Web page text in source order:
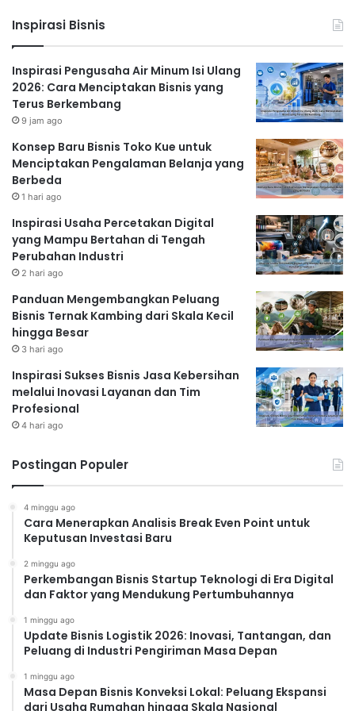
4. Membangun Jaringan dan
Kolaborasi
dapat memperluas jangkauan bisnis dan membuka
peluang baru. [Nama Pria] aktif berjejaring dengan
sesama pengusaha, supplier, dan influencer. Kolaborasi
ini terbukti efektif dalam meningkatkan visibilitas bisnis
dan memperluas pasar. Networking
yang efektif dapat
membuka pintu bagi kesempatan yang tak terduga.
5. Mengelola Keuangan dengan
Bijak
Meskipun memulai bisnis dengan modal terbatas,
manajemen keuangan yang baik sangat penting.
[Nama Pria] mengelola keuangannya dengan disiplin,
meminimalkan pengeluaran yang tidak perlu, dan
menginvestasikan keuntungan kembali ke bisnis.
Kemampuan mengelola keuangan dengan bijak
panjang. Financial literacy
adalah kunci keberhasilan
Strategi Pemasaran yang
Efektif
Sukses [Nama Pria] juga tidak lepas dari strategi
pemasaran yang tepat sasaran. Ia tidak hanya
mengandalkan iklan berbayar yang mahal, tetapi juga
memanfaatkan berbagai strategi pemasaran gratis
atau berbiaya rendah, seperti:
Konten Marketing:
dan informatif di media sosial.
Inspirasi Bisnis
Inspirasi Pengusaha Air Minum Isi Ulang
2026: Cara Menciptakan Bisnis yang
Terus Berkembang
9 jam ago
Konsep Baru Bisnis Toko Kue untuk
Menciptakan Pengalaman Belanja yang
Berbeda
1 hari ago
Inspirasi Usaha Percetakan Digital
yang Mampu Bertahan di Tengah
Perubahan Industri
2 hari ago
Panduan Mengembangkan Peluang
Bisnis Ternak Kambing dari Skala Kecil
hingga Besar
3 hari ago
Inspirasi Sukses Bisnis Jasa Kebersihan
melalui Inovasi Layanan dan Tim
Profesional
4 hari ago
Postingan Populer
4 minggu ago
Cara Menerapkan Analisis Break Even Point untuk
Keputusan Investasi Baru
2 minggu ago
Perkembangan Bisnis Startup Teknologi di Era Digital
dan Faktor yang Mendukung Pertumbuhannya
1 minggu ago
Update Bisnis Logistik 2026: Inovasi, Tantangan, dan
Peluang di Industri Pengiriman Masa Depan
1 minggu ago
Masa Depan Bisnis Konveksi Lokal: Peluang Ekspansi
dari Usaha Rumahan hingga Skala Nasional